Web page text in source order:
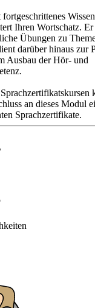
Ihren Wortschatz.
Übungen zu
darüber hinaus zur
Ausbau der Hör- und
an dieses Modul
Sprachzertifikate.